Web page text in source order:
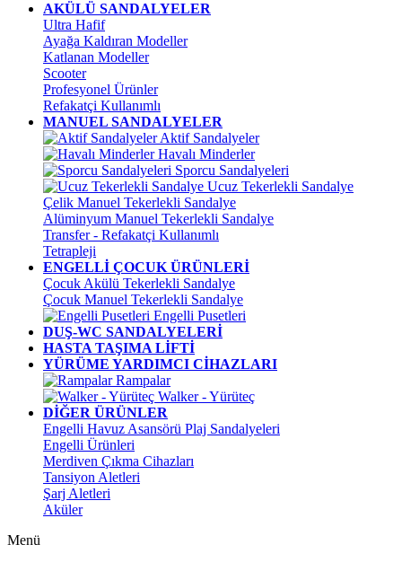
AKÜLÜ SANDALYELER
Ultra Hafif
Ayağa Kaldıran Modeller
Katlanan Modeller
Scooter
Profesyonel Ürünler
Refakatçi Kullanımlı
MANUEL SANDALYELER
Aktif Sandalyeler
Havalı Minderler
Sporcu Sandalyeleri
Ucuz Tekerlekli Sandalye
Çelik Manuel Tekerlekli Sandalye
Alüminyum Manuel Tekerlekli Sandalye
Transfer - Refakatçi Kullanımlı
Tetrapleji
ENGELLİ ÇOCUK ÜRÜNLERİ
Çocuk Akülü Tekerlekli Sandalye
Çocuk Manuel Tekerlekli Sandalye
Engelli Pusetleri
DUŞ-WC SANDALYELERİ
HASTA TAŞIMA LİFTİ
YÜRÜME YARDIMCI CİHAZLARI
Rampalar
Walker - Yürüteç
DİĞER ÜRÜNLER
Engelli Havuz Asansörü Plaj Sandalyeleri
Engelli Ürünleri
Merdiven Çıkma Cihazları
Tansiyon Aletleri
Şarj Aletleri
Aküler
Menü